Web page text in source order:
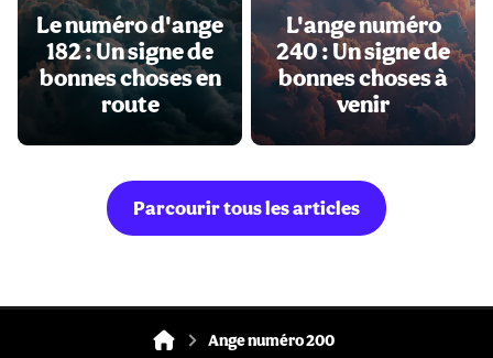
Le numéro d'ange
182 : Un signe de
bonnes choses en
route
L'ange numéro
240 : Un signe de
bonnes choses à
venir
Parcourir tous les articles
Ange numéro 200